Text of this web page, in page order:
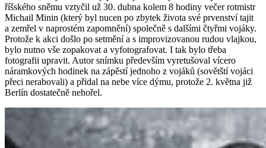
říšského sněmu vztyčil už 30. dubna kolem 8 hodiny večer rotmistr
Michail Minin (který byl nucen po zbytek života své prvenství tajit
a zemřel v naprostém zapomnění) společně s dalšími čtyřmi vojáky.
Protože k akci došlo po setmění a s improvizovanou rudou vlajkou,
bylo nutno vše zopakovat a vyfotografovat. I tak bylo třeba
fotografii upravit. Autor snímku především vyretušoval vícero
náramkových hodinek na zápěstí jednoho z vojáků (sovětští vojáci
přeci nerabovali) a přidal na nebe více dýmu, protože 2. května již
Berlín dostatečně nehořel.